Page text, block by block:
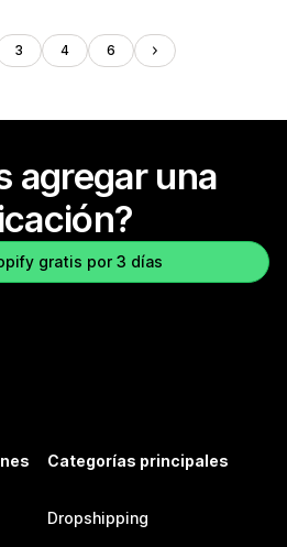
3 4 6
agregar una
gratis por 3 días
Categorías principales
Dropshipping